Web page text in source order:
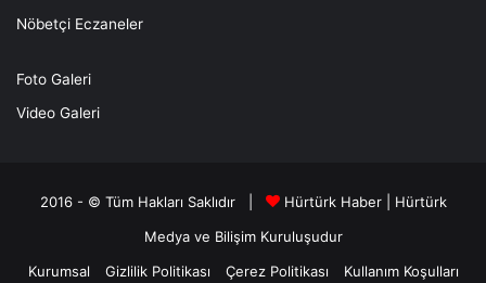
Nöbetçi Eczaneler
Foto Galeri
Video Galeri
2016 - © Tüm Hakları Saklıdır | Hürtürk Haber
Hürtürk
Medya ve BilişimKuruluşudur
Kurumsal
Gizlilik Politikası Çerez Politikası Kullanım Koşulları